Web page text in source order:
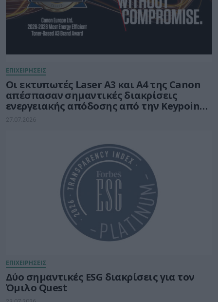
ΕΠΙΧΕΙΡΗΣΕΙΣ
Οι εκτυπωτές Laser A3 και A4 της Canon
απέσπασαν σημαντικές διακρίσεις
ενεργειακής απόδοσης από την Keypoint
Intelligence
27.07.2026
ΕΠΙΧΕΙΡΗΣΕΙΣ
Δύο σημαντικές ESG διακρίσεις για τον
Όμιλο Quest